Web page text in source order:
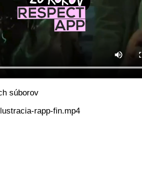
súborov
rapp-fin.mp4